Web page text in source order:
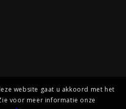
website gaat u akkoord met het
voor meer informatie onze